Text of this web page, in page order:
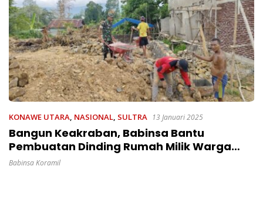
KONAWE UTARA, NASIONAL, SULTRA 13 Januari 2025
Bangun Keakraban, Babinsa Bantu
Pembuatan Dinding Rumah Milik Warga
Binaan
Babinsa Koramil